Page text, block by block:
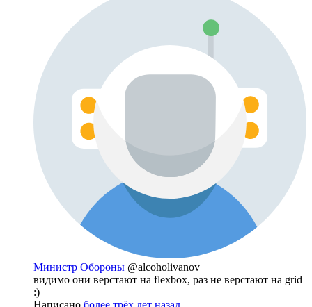
Министр Обороны @alcoholivanov
видимо они верстают на flexbox, раз не верстают на grid
:)